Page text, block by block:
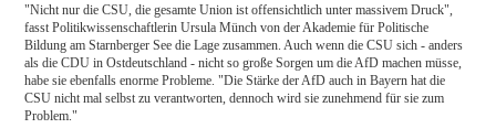
"Nicht nur die CSU, die gesamte Union ist offensichtlich unter massivem Druck",
fasst Politikwissenschaftlerin Ursula Münch von der Akademie für Politische
Bildung am Starnberger See die Lage zusammen. Auch wenn die CSU sich - anders
als die CDU in Ostdeutschland - nicht so große Sorgen um die AfD machen müsse,
habe sie ebenfalls enorme Probleme. "Die Stärke der AfD auch in Bayern hat die
CSU nicht mal selbst zu verantworten, dennoch wird sie zunehmend für sie zum
Problem."